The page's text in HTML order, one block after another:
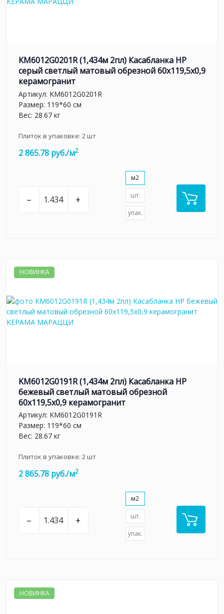
KM6012G0201R (1,434м 2пл) Касабланка HP
серый светлый матовый обрезной 60x119,5x0,9
керамогранит
Артикул: KM6012G0201R
Размер: 119*60 см
Вес: 28.67 кг
Плиток в упаковке: 2шт
2 865.78 руб./м2
– +
м2
шт.
упак.
НОВИНКА
KM6012G0191R (1,434м 2пл) Касабланка HP
бежевый светлый матовый обрезной
60x119,5x0,9 керамогранит
Артикул: KM6012G0191R
Размер: 119*60 см
Вес: 28.67 кг
Плиток в упаковке: 2шт
2 865.78 руб./м2
– +
м2
шт.
упак.
НОВИНКА